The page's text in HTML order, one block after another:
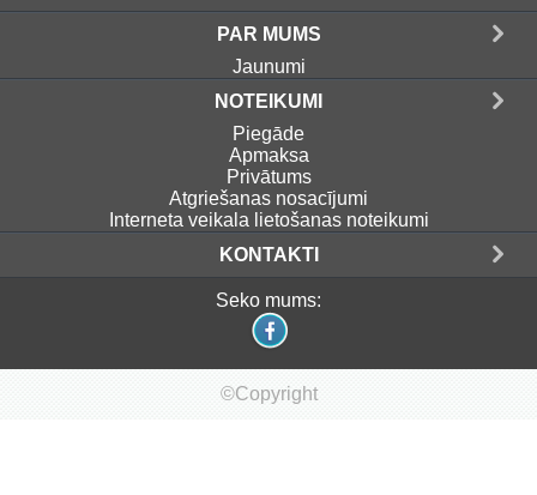
PAR MUMS
Jaunumi
NOTEIKUMI
Piegāde
Apmaksa
Privātums
Atgriešanas nosacījumi
Interneta veikala lietošanas noteikumi
KONTAKTI
Seko mums:
©Copyright